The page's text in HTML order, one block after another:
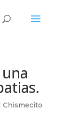
Chismecito